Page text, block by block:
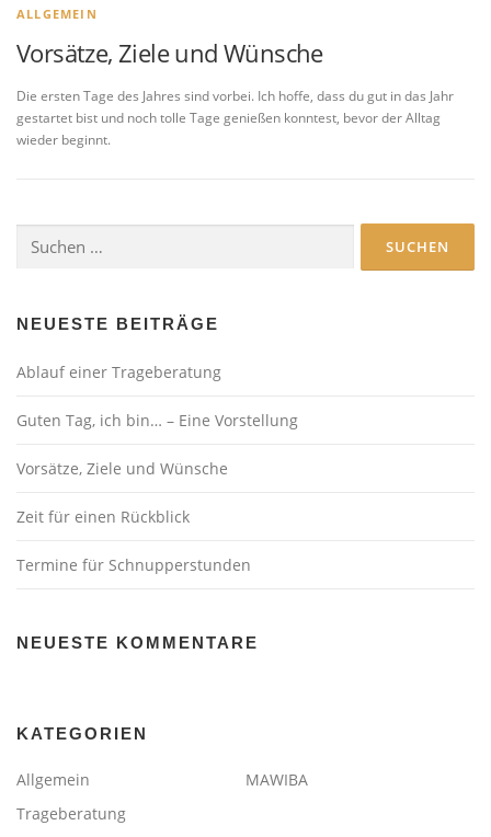
ALLGEMEIN
Vorsätze, Ziele und Wünsche
Die ersten Tage des Jahres sind vorbei. Ich hoffe, dass du gut in das Jahr
gestartet bist und noch tolle Tage genießen konntest, bevor der Alltag
wieder beginnt.
nach:
NEUESTE BEITRÄGE
Ablauf einer Trageberatung
Guten Tag, ich bin… – Eine Vorstellung
Vorsätze, Ziele und Wünsche
Zeit für einen Rückblick
Termine für Schnupperstunden
NEUESTE KOMMENTARE
KATEGORIEN
Allgemein
MAWIBA
Trageberatung